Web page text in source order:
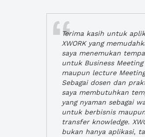
Terima kasih untuk
XWORK yang
saya menemukan
untuk Business Meeting
maupun lecture
Sebagai dosen dan
saya membutuhkan
yang nyaman sebagai
untuk berbisnis
transfer knowledge.
bukan hanya aplikasi,